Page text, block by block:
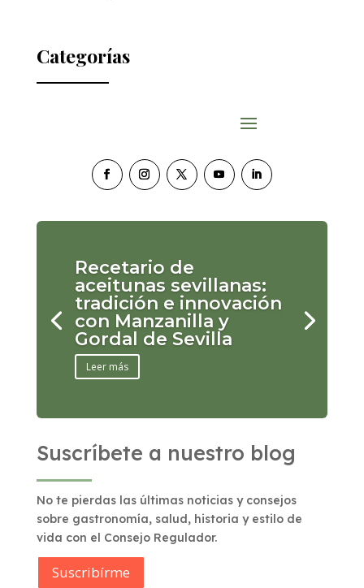
Categorías
Recetario de
aceitunas sevillanas:
tradición e innovación
con Manzanilla y
Gordal de Sevilla
Leer más
Suscríbete a nuestro blog
No te pierdas las últimas noticias y consejos
sobre gastronomía, salud, historia y estilo de
vida con el Consejo Regulador.
Suscribírme